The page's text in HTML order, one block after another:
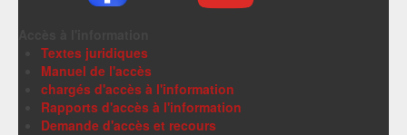
Textes juridiques
Manuel de l'accès
chargés d'accès à l'information
Rapports d'accès à l'information
Demande d'accès et recours